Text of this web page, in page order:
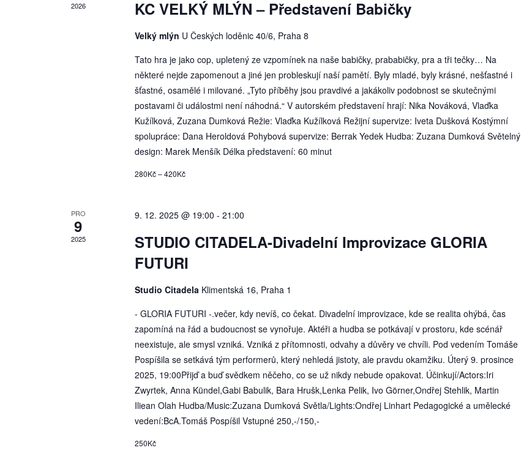
2026 KC VELKÝ MLÝN – Představení Babičky
Velký mlýn U Českých loděnic 40/6, Praha 8
Tato hra je jako cop, upletený ze vzpomínek na naše babičky, prababičky, pra a tři tečky… Na
některé nejde zapomenout a jiné jen probleskují naší pamětí. Byly mladé, byly krásné, nešťastné i
šťastné, osamělé i milované. „Tyto příběhy jsou pravdivé a jakákoliv podobnost se skutečnými
postavami či událostmi není náhodná.“ V autorském představení hrají: Nika Nováková, Vlaďka
Kužílková, Zuzana Dumková Režie: Vlaďka Kužílková Režijní supervize: Iveta Dušková Kostýmní
spolupráce: Dana Heroldová Pohybová supervize: Berrak Yedek Hudba: Zuzana Dumková Světelný
design: Marek Menšík Délka představení: 60 minut
280Kč – 420Kč
PRO
9
2025
9. 12. 2025 @ 19:00 - 21:00
STUDIO CITADELA-Divadelní Improvizace GLORIA
FUTURI
Studio Citadela Klimentská 16, Praha 1
- GLORIA FUTURI -.večer, kdy nevíš, co čekat. Divadelní improvizace, kde se realita ohýbá, čas
zapomíná na řád a budoucnost se vynořuje. Aktéři a hudba se potkávají v prostoru, kde scénář
neexistuje, ale smysl vzniká. Vzniká z přítomnosti, odvahy a důvěry ve chvíli. Pod vedením Tomáše
Pospíšila se setkává tým performerů, který nehledá jistoty, ale pravdu okamžiku. Úterý 9. prosince
2025, 19:00Přijď a buď svědkem něčeho, co se už nikdy nebude opakovat. Účinkují/Actors:Iri
Zwyrtek, Anna Kündel,Gabi Babulik, Bara Hrušk,Lenka Pelik, Ivo Görner,Ondřej Stehlik, Martin
Iliean Olah Hudba/Music:Zuzana Dumková Světla/Lights:Ondřej Linhart Pedagogické a umělecké
vedení:BcA.Tomáš Pospíšil Vstupné 250,-/150,-
250Kč